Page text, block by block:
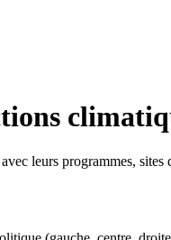
leurs programmes, sites